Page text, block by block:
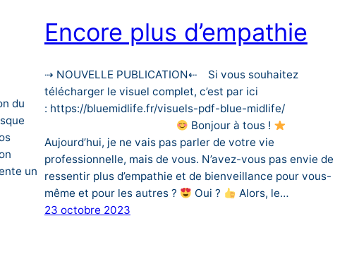
du
un
Encore plus d’empathie
⇢ NOUVELLE PUBLICATION⇠⠀ Si vous souhaitez
télécharger le visuel complet, c’est par ici
: https://bluemidlife.fr/visuels-pdf-blue-midlife/
Bonjour à tous !
Aujourd’hui, je ne vais pas parler de votre vie
professionnelle, mais de vous. N’avez-vous pas envie de
ressentir plus d’empathie et de bienveillance pour vous-
même et pour les autres ?
Oui ?
Alors, le…
23 octobre 2023